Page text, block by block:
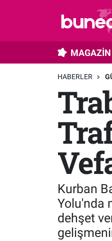
MAGAZİN
HABERLER
Kurban
Yolu'nda
dehşet
Diziler
Kültür Sanat
Magazin
GÜNDEM
EKONOMİ
TEKNOLOJİ
TV MEDYA
Trafik Durumu
Süper Lig Puan
Tüm Manşetler
Son Dakika Haberleri
Haber Arşivi